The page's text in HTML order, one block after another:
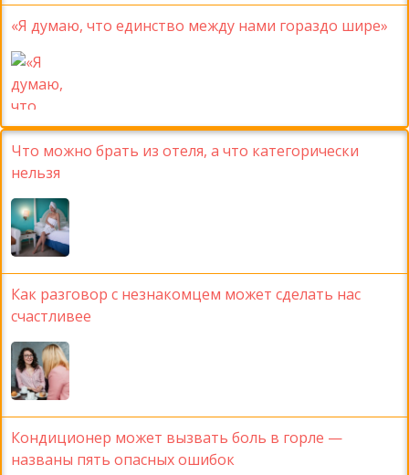
«Я думаю, что единство между нами гораздо шире»
Что можно брать из отеля, а что категорически
нельзя
Как разговор с незнакомцем может сделать нас
счастливее
Кондиционер может вызвать боль в горле —
названы пять опасных ошибок